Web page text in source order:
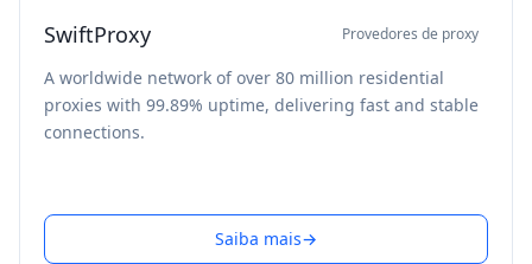
SwiftProxy Provedores de proxy
A worldwide network of over 80 million residential
proxies with 99.89% uptime, delivering fast and stable
connections.
Saiba mais→